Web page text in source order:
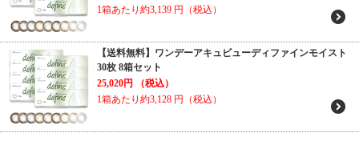
1箱あたり約3,139 円（税込）
【送料無料】ワンデーアキュビューディファインモイスト
30枚 8箱セット
25,020円
（税込）
1箱あたり約3,128 円（税込）